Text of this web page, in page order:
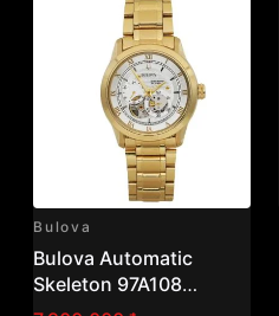
Bulova
Bulova Automatic
Skeleton 97A108
(42mm) – Đồng hồ nam